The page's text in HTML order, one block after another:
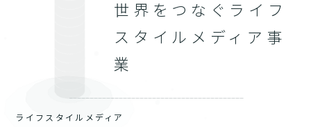
ライフスタイルメディア
世界をつなぐライフ
スタイルメディア事
業